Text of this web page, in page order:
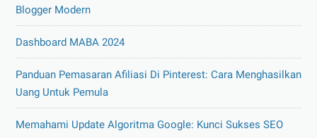
Blogger Modern
Dashboard MABA 2024
Panduan Pemasaran Afiliasi Di Pinterest: Cara Menghasilkan
Uang Untuk Pemula
Memahami Update Algoritma Google: Kunci Sukses SEO